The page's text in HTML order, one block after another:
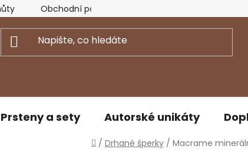
Obchodní podmínky
Prsteny a sety Autorské unikáty
Domů
/ Drhané šperky / Macrame